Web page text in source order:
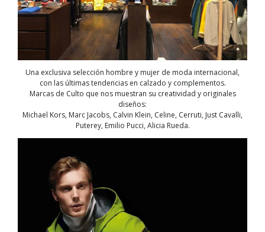
Una exclusiva selección hombre y mujer de moda internacional,
con las últimas tendencias en calzado y complementos.
Marcas de Culto que nos muestran su creatividad y originales
diseños:
Michael Kors, Marc Jacobs, Calvin Klein, Celine, Cerruti, Just Cavalli,
Puterey, Emilio Pucci, Alicia Rueda.